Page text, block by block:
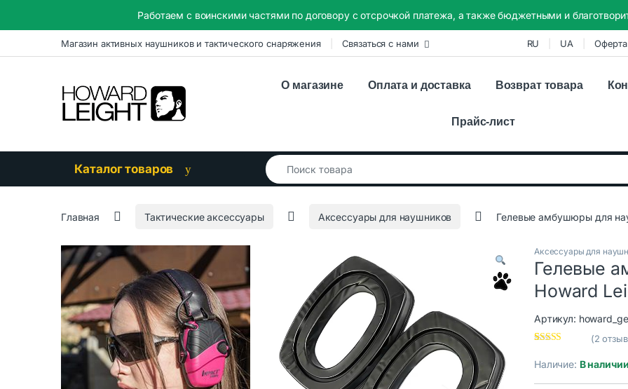
Skip to navigation
Skip to contentМагазин активных наушников и тактического снаряжения Связаться с нами RU UA Оферта
О магазине Оплата и доставка Возврат товара
Прайс-лист
Каталог товаров
Search for:
Главная Тактические аксессуары Аксессуары для наушников Гелевые амбушюры для
Аксессуары для
Гелевые
Howard
Артикул:
5.00из 5 на
основе
(2
Наличие: В наличии
Работаем с воинскими частями по договору с отсрочкой платежа, а также бюджетными и